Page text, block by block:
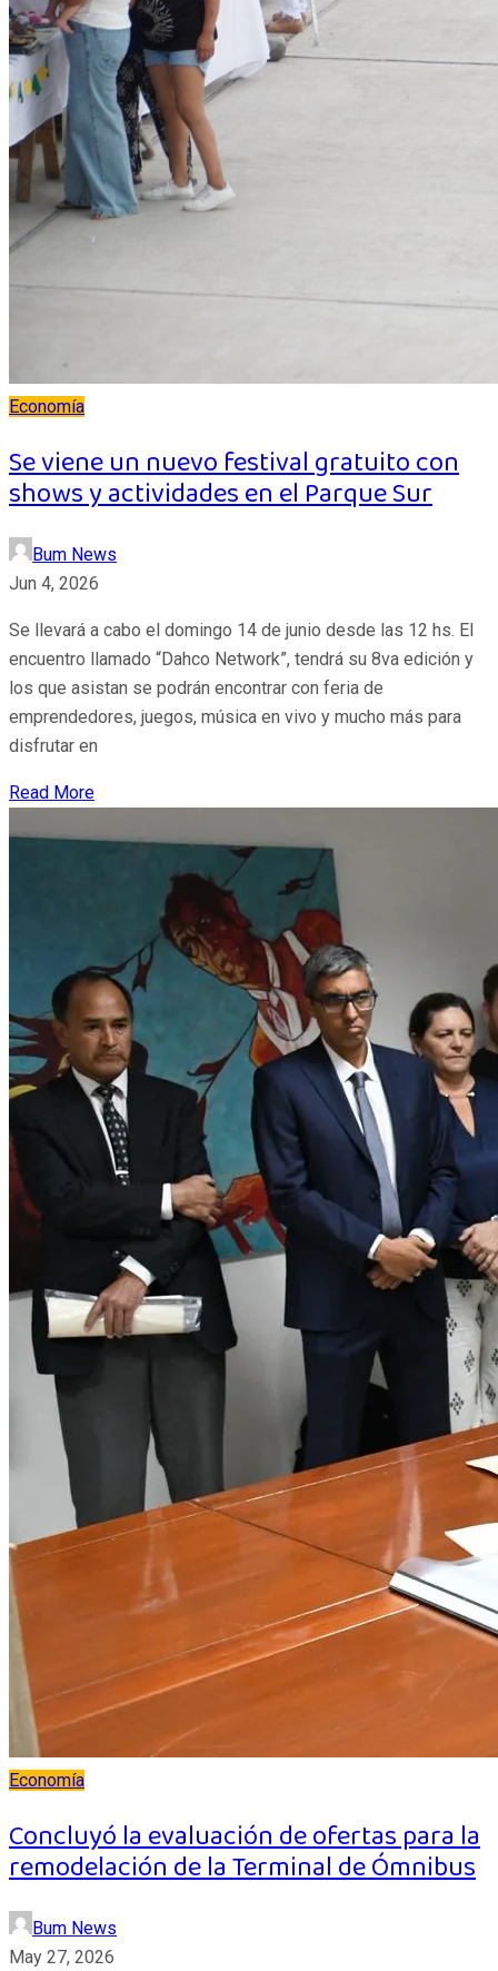
Economía
Se viene un nuevo festival gratuito con
shows y actividades en el Parque Sur
Bum News
Jun 4, 2026
Se llevará a cabo el domingo 14 de junio desde las 12 hs. El
encuentro llamado “Dahco Network”, tendrá su 8va edición y
los que asistan se podrán encontrar con feria de
emprendedores, juegos, música en vivo y mucho más para
disfrutar en
Read More
Economía
Concluyó la evaluación de ofertas para la
remodelación de la Terminal de Ómnibus
Bum News
May 27, 2026